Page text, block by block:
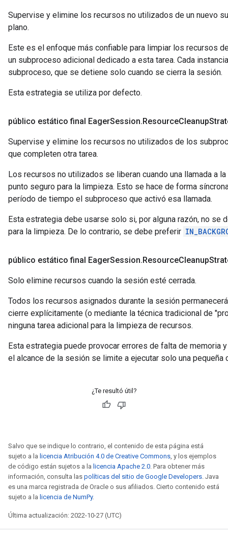
Supervise y elimine los recursos no utilizados de un nuevo
plano.
Este es el enfoque más confiable para limpiar los recursos
un subproceso adicional dedicado a esta tarea. Cada
subproceso, que se detiene solo cuando se cierra la sesión.
Esta estrategia se utiliza por defecto.
público estático final EagerSession.ResourceCleanup
Supervise y elimine los recursos no utilizados de los
que completen otra tarea.
Los recursos no utilizados se liberan cuando una llamada a
punto seguro para la limpieza. Esto se hace de forma
período de tiempo el subproceso que activó esa llamada.
Esta estrategia debe usarse solo si, por alguna razón, no se
para la limpieza. De lo contrario, se debe preferir
público estático final EagerSession.ResourceCleanup
Solo elimine recursos cuando la sesión esté cerrada.
Todos los recursos asignados durante la sesión
cierre explícitamente (o mediante la técnica tradicional de
ninguna tarea adicional para la limpieza de recursos.
Esta estrategia puede provocar errores de falta de memoria
el alcance de la sesión se limite a ejecutar solo una pequeña
¿Te resultó útil?
Salvo que se indique lo contrario, el contenido de esta página está
sujeto a la licencia Atribución 4.0 de Creative Commons, y los ejemplos
de código están sujetos a la licencia Apache 2.0. Para obtener más
información, consulta las políticas del sitio de Google Developers. Java
es una marca registrada de Oracle o sus afiliados. Cierto contenido está
sujeto a la licencia de NumPy.
Última actualización: 2022-10-27 (UTC)